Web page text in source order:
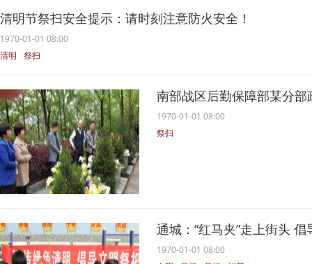
清明节祭扫安全提示：请时刻注意防火安全！
1970-01-01 08:00
清明
祭扫
南部战区后勤保障部某分
1970-01-01 08:00
祭扫
通城：“红马夹”走上街头
1970-01-01 08:00